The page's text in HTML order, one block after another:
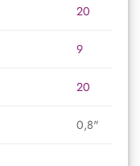
20
9
20
0,8"